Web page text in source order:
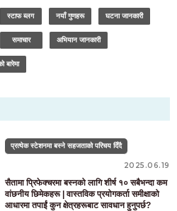
स्टाफ ब्लग नयाँ गुणहरू घटना जानकारी
समाचार अभियान जानकारी
बारेमा
प्रत्येक स्टेशनमा बस्ने सहजताको परिचय दिँदै
2025.06.19
सैतामा प्रिफेक्चरमा बस्नको लागि शीर्ष १० सबैभन्दा कम
वांछनीय छिमेकहरू | वास्तविक प्रयोगकर्ता समीक्षाको
आधारमा तपाईं कुन क्षेत्रहरूबाट सावधान हुनुपर्छ?
लागि मात्र
4344